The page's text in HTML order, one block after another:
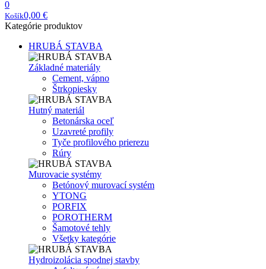
0
Košík0,00 €
Kategórie produktov
HRUBÁ STAVBA
Základné materiály
Cement, vápno
Štrkopiesky
Hutný materiál
Betonárska oceľ
Uzavreté profily
Tyče profilového prierezu
Rúry
Murovacie systémy
Betónový murovací systém
YTONG
PORFIX
POROTHERM
Šamotové tehly
Všetky kategórie
Hydroizolácia spodnej stavby